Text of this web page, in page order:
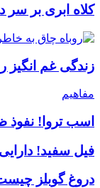
کلاه ابری بر سر
زندگی غم انگیز
مفاهیم
اسب تروا! نفوذ
فیل سفید!
دروغ گوبلز